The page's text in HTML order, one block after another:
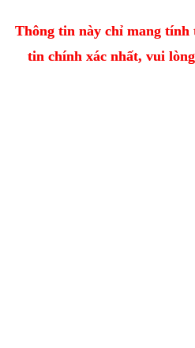
Thông tin này chỉ mang tính
tin chính xác nhất, vui